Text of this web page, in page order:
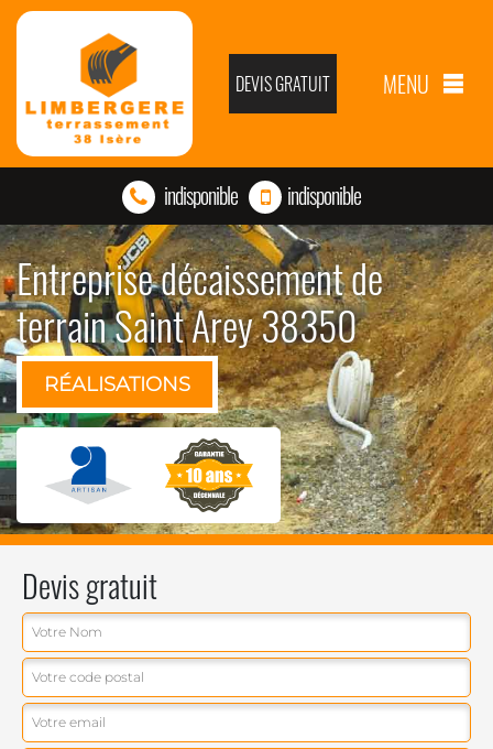
DEVIS GRATUIT MENU
indisponible indisponible
Entreprise décaissement de
terrain Saint Arey 38350
RÉALISATIONS
Devis gratuit